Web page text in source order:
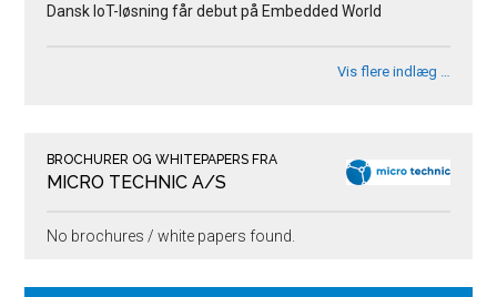
Dansk IoT-løsning får debut på Embedded World
Vis flere indlæg …
BROCHURER OG WHITEPAPERS FRA
MICRO TECHNIC A/S
No brochures / white papers found.